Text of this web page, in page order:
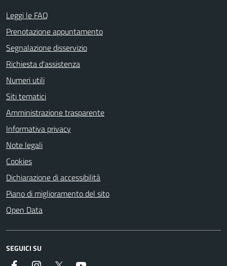
Leggi le FAQ
Prenotazione appuntamento
Segnalazione disservizio
Richiesta d'assistenza
Numeri utili
Siti tematici
Amministrazione trasparente
Informativa privacy
Note legali
Cookies
Dichiarazione di accessibilità
Piano di miglioramento del sito
Open Data
SEGUICI SU